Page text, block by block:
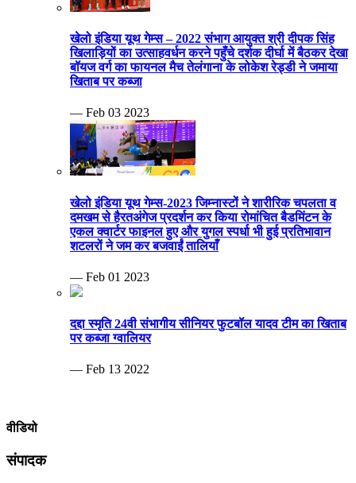
खेलो इंडिया यूथ गेम्स – 2022 संभाग आयुक्त श्री दीपक सिंह
खिलाड़ियों का उत्साहवर्धन करने पहुँचे दर्शक दीर्घा में बैठकर देखा
बॉयज वर्ग का फायनल मैच तेलंगाना के लोकेश रेड्डी ने जमाया
खिताब पर कब्जा
— Feb 03 2023
खेलो इंडिया यूथ गेम्स-2023 जिम्नास्टों ने शारीरिक चपलता व
दमखम से हैरतअंगेज प्रदर्शन कर किया रोमांचित बैडमिंटन के
एकल क्वार्टर फाइनल हुए और युगल स्पर्धा भी हुई प्रतिभावान
शटलरों ने जम कर बजवाईं तालियाँ
— Feb 01 2023
दद्दा स्मृति 24वी संभागीय सीनियर फुटबॉल यादव टीम का खिताब
पर कब्जा ग्वालियर
— Feb 13 2022
वीडियो
संपादक